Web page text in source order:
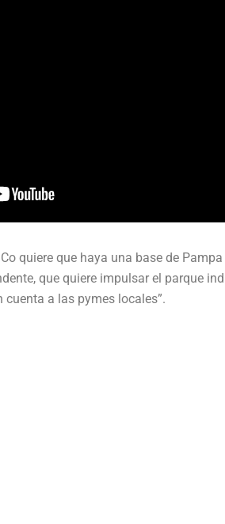
quiere que haya una base de
que quiere impulsar el parque
cuenta a las pymes locales”.